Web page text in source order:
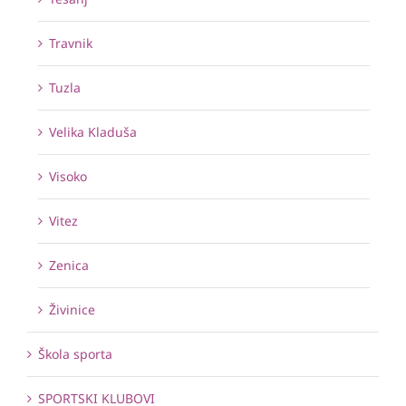
Travnik
Tuzla
Velika Kladuša
Visoko
Vitez
Zenica
Živinice
Škola sporta
SPORTSKI KLUBOVI